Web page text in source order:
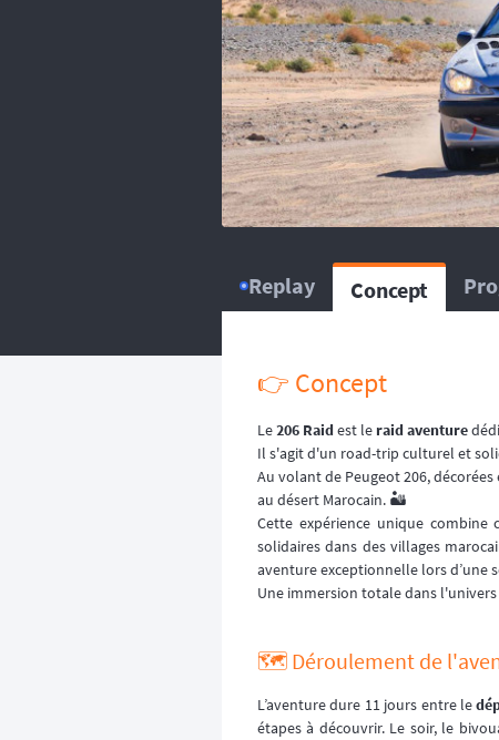
L’organisation dispose
répartissent sur le circuit, ou
L’organisation dispose
répartissent sur le circuit, ou
Replay Concept
👉 Concept
Le206 Raid est le raid aventure
Il s'agit d'un road-trip culturel et
Au volant de Peugeot 206,
au désert Marocain. 🏜️
Cette expérience unique combine
solidaires dans des villages
aventure exceptionnelle lors
Une immersion totale dans
🗺️ Déroulement de
L’aventure dure 11 jours entre le
étapes à découvrir. Le soir, le